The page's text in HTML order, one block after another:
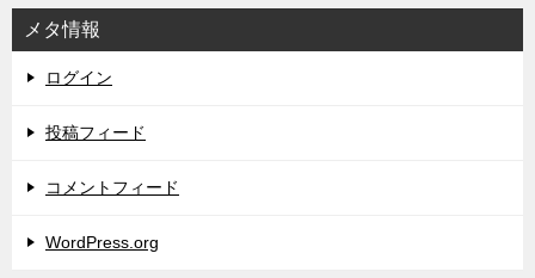
メタ情報
ログイン
投稿フィード
コメントフィード
WordPress.org